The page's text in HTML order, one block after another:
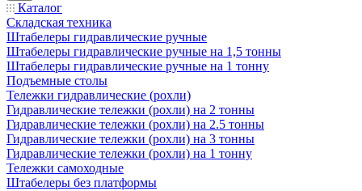
Каталог
Складская техника
Штабелеры гидравлические ручные
Штабелеры гидравлические ручные на 1,5 тонны
Штабелеры гидравлические ручные на 1 тонну
Подъемные столы
Тележки гидравлические (рохли)
Гидравлические тележки (рохли) на 2 тонны
Гидравлические тележки (рохли) на 2.5 тонны
Гидравлические тележки (рохли) на 3 тонны
Гидравлические тележки (рохли) на 1 тонну
Тележки самоходные
Штабелеры без платформы